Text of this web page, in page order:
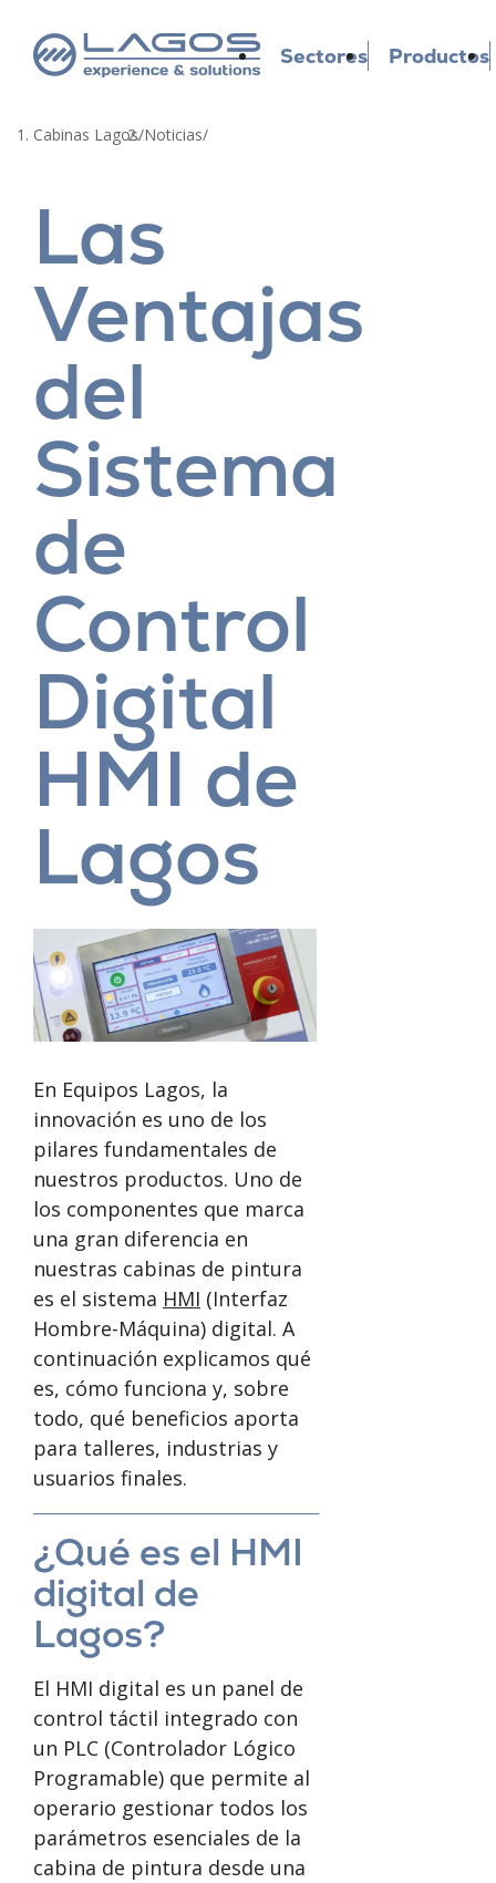
Sectores Productos
Cabinas Lagos/Noticias/
Las
Ventajas
del
Sistema
de
Control
Digital
HMI de
Lagos
En Equipos Lagos, la
innovación es uno de los
pilares fundamentales de
nuestros productos. Uno de
los componentes que marca
una gran diferencia en
nuestras cabinas de pintura
es el sistema HMI (Interfaz
Hombre-Máquina) digital. A
continuación explicamos qué
es, cómo funciona y, sobre
todo, qué beneficios aporta
para talleres, industrias y
usuarios finales.
¿Qué es el HMI
digital de
Lagos?
El HMI digital es un panel de
control táctil integrado con
un PLC (Controlador Lógico
Programable) que permite al
operario gestionar todos los
parámetros esenciales de la
cabina de pintura desde una